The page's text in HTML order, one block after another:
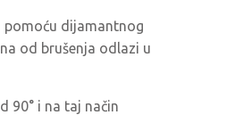
pomoću dijamantnog
od brušenja odlazi u
90° i na taj način